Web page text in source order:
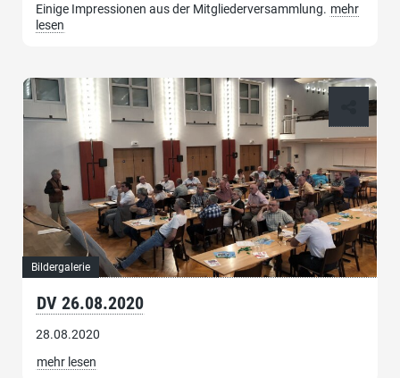
Einige Impressionen aus der Mitgliederversammlung. mehr
lesen
Bildergalerie
DV 26.08.2020
28.08.2020
mehr lesen